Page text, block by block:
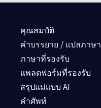
คุณสมบัติ
คำบรรยาย / แปลภาษา
ภาษาที่รองรับ
แพลตฟอร์มที่รองรับ
สรุปแม่แบบ AI
คำศัพท์